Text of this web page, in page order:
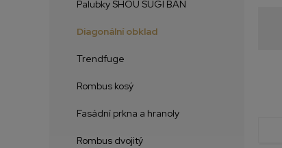
Palubky SHOU SUGI BAN
Diagonální obklad
Trendfuge
Rombus kosý
Fasádní prkna a hranoly
Rombus dvojitý